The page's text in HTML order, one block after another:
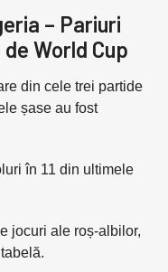
– Pariuri
World Cup
din cele trei partide
șase au fost
în 11 din ultimele
jocuri ale roș-albilor,